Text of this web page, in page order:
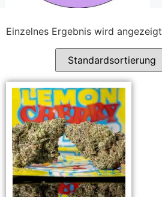
Einzelnes Ergebnis wird angezeigt